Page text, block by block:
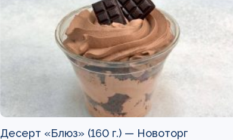
Десерт «Блюз» (160 г.) — Новоторг